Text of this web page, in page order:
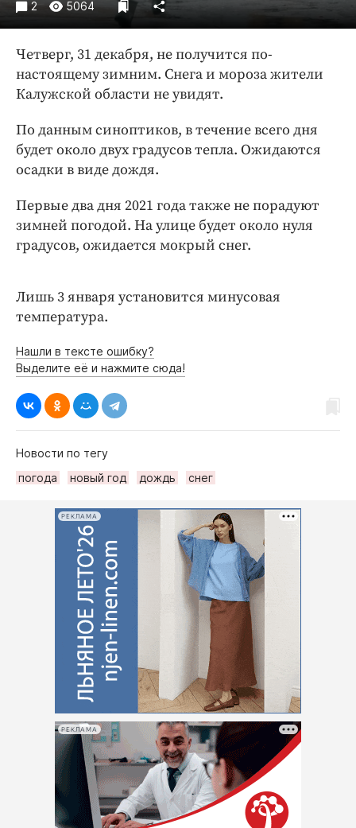
ПРОЕКТЫ
Блоги
Издания
Медиаперсона
Клиника года
Бренд года
2 5064
Четверг, 31 декабря, не получится по-
настоящему зимним. Снега и мороза жители
Калужской области не увидят.
По данным синоптиков, в течение всего дня
будет около двух градусов тепла. Ожидаются
осадки в виде дождя.
Первые два дня 2021 года также не порадуют
зимней погодой. На улице будет около нуля
градусов, ожидается мокрый снег.
Лишь 3 января установится минусовая
температура.
Нашли в тексте ошибку?
Выделите её и нажмите сюда!
Новости по тегу
погода
новый год дождь снег
РЕКЛАМА
РЕКЛАМА